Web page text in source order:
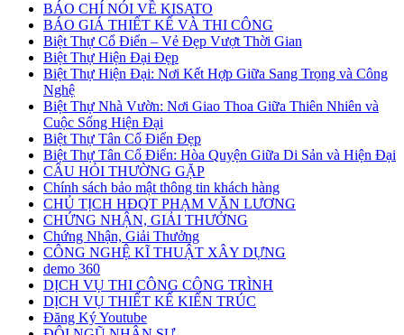
BÁO CHÍ NÓI VỀ KISATO
BÁO GIÁ THIẾT KẾ VÀ THI CÔNG
Biệt Thự Cổ Điển – Vẻ Đẹp Vượt Thời Gian
Biệt Thự Hiện Đại Đẹp
Biệt Thự Hiện Đại: Nơi Kết Hợp Giữa Sang Trọng và Công
Nghệ
Biệt Thự Nhà Vườn: Nơi Giao Thoa Giữa Thiên Nhiên và
Cuộc Sống Hiện Đại
Biệt Thự Tân Cổ Điển Đẹp
Biệt Thự Tân Cổ Điển: Hòa Quyện Giữa Di Sản và Hiện Đại
CÂU HỎI THƯỜNG GẶP
Chính sách bảo mật thông tin khách hàng
CHỦ TỊCH HĐQT PHẠM VĂN LƯƠNG
CHỨNG NHẬN, GIẢI THƯỞNG
Chứng Nhận, Giải Thưởng
CÔNG NGHỆ KĨ THUẬT XÂY DỰNG
demo 360
DỊCH VỤ THI CÔNG CÔNG TRÌNH
DỊCH VỤ THIẾT KẾ KIẾN TRÚC
Đăng Ký Youtube